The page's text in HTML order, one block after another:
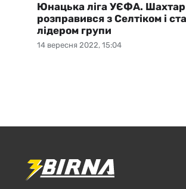
14 вересня 2022, 15:04
Юнацька ліга УЄФА. Шахтар
розправився з Селтіком і
лідером групи